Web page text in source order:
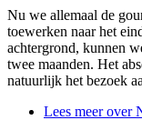
Nu we allemaal de
toewerken naar het
achtergrond, kunnen
twee maanden. Het
natuurlijk het bezoek
Lees meerover